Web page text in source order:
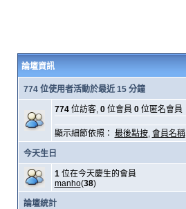
論壇資訊
774 位使用者活動於最近 15 分鐘
774位訪客, 0位會員 0位匿名會員
顯示細節依照： 最後點按, 會員名稱
今天生日
1位在今天慶生的會員
manho(38)
論壇統計